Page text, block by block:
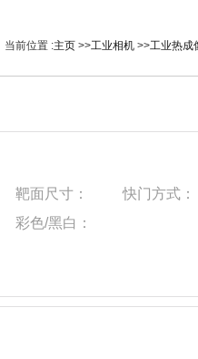
当前位置 :主页 >>工业相机 >>工业热成
靶面尺寸：
快门方式：
彩色/黑白：